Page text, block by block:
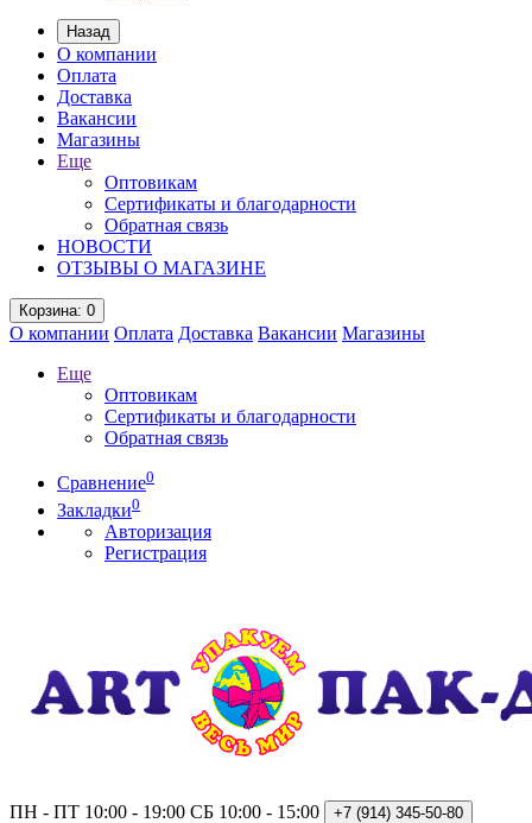
Назад
О компании
Оплата
Доставка
Вакансии
Магазины
Еще
Оптовикам
Сертификаты и благодарности
Обратная связь
НОВОСТИ
ОТЗЫВЫ О МАГАЗИНЕ
Корзина: 0
О компании Оплата Доставка Вакансии Магазины
Еще
Оптовикам
Сертификаты и благодарности
Обратная связь
Сравнение0
Закладки0
Авторизация
Регистрация
ПН - ПТ 10:00 - 19:00 СБ 10:00 - 15:00 +7 (914) 345-50-80